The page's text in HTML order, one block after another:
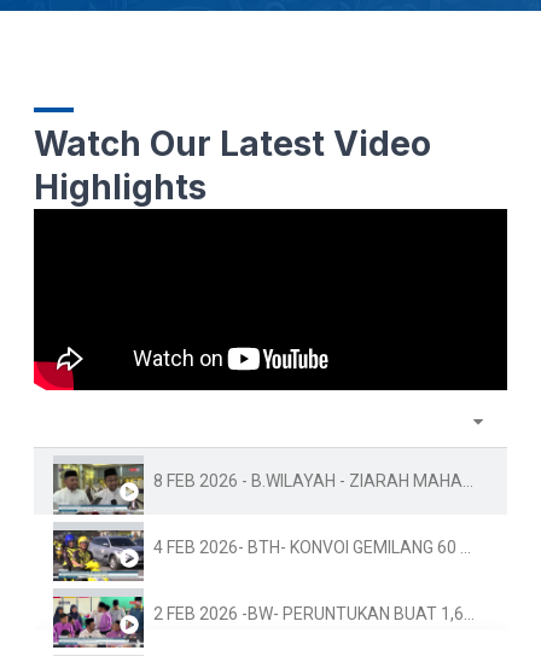
Watch Our Latest Video
Highlights